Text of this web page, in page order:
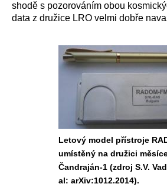
shodě s pozorováním obou
data z družice LRO velmi dobře
Letový model přístroje
umístěný na družici
Čandraján-1 (zdroj S.V.
al: arXiv:1012.2014).